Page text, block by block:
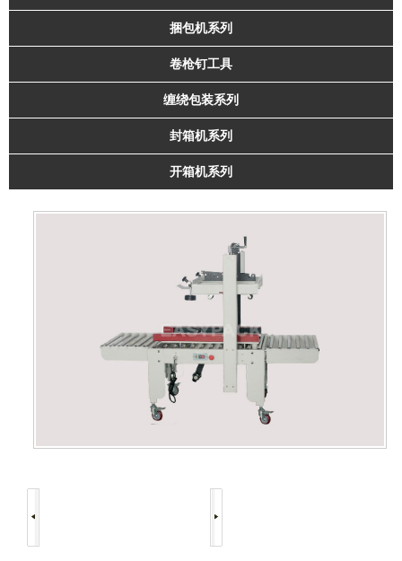
捆包机系列
卷枪钉工具
缠绕包装系列
封箱机系列
开箱机系列